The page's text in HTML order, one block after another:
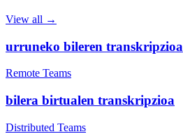
View all →
urruneko bileren transkripzioa
Remote Teams
bilera birtualen transkripzioa
Distributed Teams